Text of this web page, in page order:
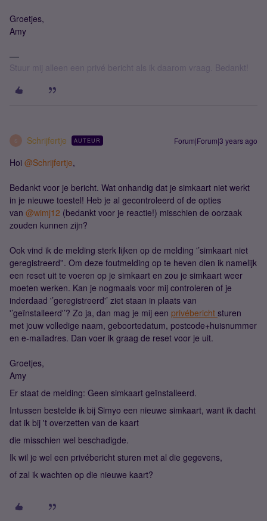
Groetjes,
Amy
Stuur mij alleen een privé bericht als ik daarom vraag. Bedankt!
S Schrijfertje AUTEUR Forum|Forum|3 years ago
Hoi @Schrijfertje,
Bedankt voor je bericht. Wat onhandig dat je simkaart niet werkt
in je nieuwe toestel! Heb je al gecontroleerd of de opties
van @wimj12 (bedankt voor je reactie!) misschien de oorzaak
zouden kunnen zijn?
Ook vind ik de melding sterk lijken op de melding '’simkaart niet
geregistreerd''. Om deze foutmelding op te heven dien ik namelijk
een reset uit te voeren op je simkaart en zou je simkaart weer
moeten werken. Kan je nogmaals voor mij controleren of je
inderdaad '’geregistreerd'’ ziet staan in plaats van
'’geïnstalleerd'’? Zo ja, dan mag je mij een privébericht sturen
met jouw volledige naam, geboortedatum, postcode+huisnummer
en e-mailadres. Dan voer ik graag de reset voor je uit.
Groetjes,
Amy
Er staat de melding: Geen simkaart geïnstalleerd.
Intussen bestelde ik bij Simyo een nieuwe simkaart, want ik dacht
dat ik bij 't overzetten van de kaart
die misschien wel beschadigde.
Ik wil je wel een privébericht sturen met al die gegevens,
of zal ik wachten op die nieuwe kaart?